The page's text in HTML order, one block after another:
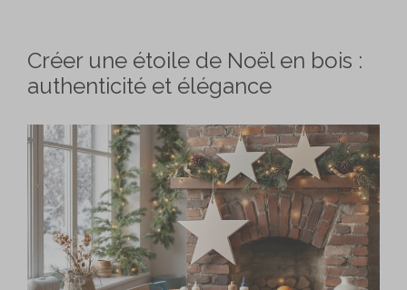
Créer une étoile de Noël en bois :
authenticité et élégance